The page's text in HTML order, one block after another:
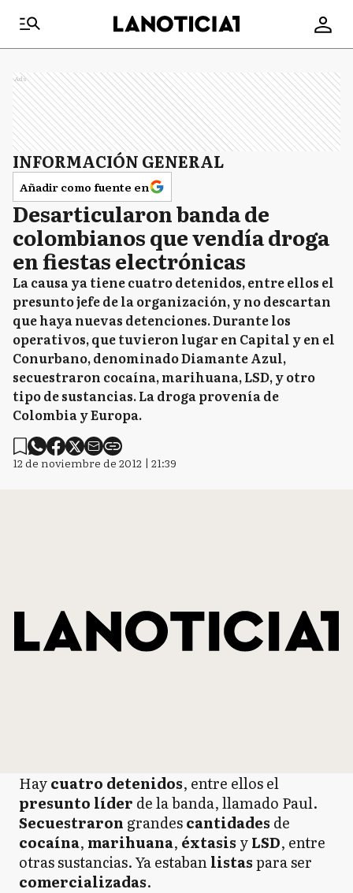
Ads
INFORMACIÓN GENERAL
Añadir como fuente en
Desarticularon banda de
colombianos que vendía droga
en fiestas electrónicas
La causa ya tiene cuatro detenidos, entre ellos el
presunto jefe de la organización, y no descartan
que haya nuevas detenciones. Durante los
operativos, que tuvieron lugar en Capital y en el
Conurbano, denominado Diamante Azul,
secuestraron cocaína, marihuana, LSD, y otro
tipo de sustancias. La droga provenía de
Colombia y Europa.
12 de noviembre de 2012 | 21:39
Haycuatro detenidos, entre ellos el
presunto líder de la banda, llamado Paul.
Secuestraron grandescantidades de
cocaína, marihuana, éxtasis yLSD, entre
otras sustancias. Ya estabanlistaspara ser
comercializadas.